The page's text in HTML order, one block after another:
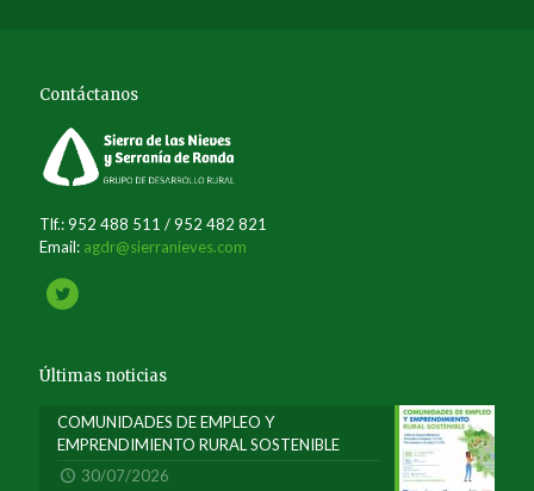
Contáctanos
Tlf.: 952 488 511 / 952 482 821
Email: agdr@sierranieves.com
Últimas noticias
COMUNIDADES DE EMPLEO Y
EMPRENDIMIENTO RURAL SOSTENIBLE
30/07/2026